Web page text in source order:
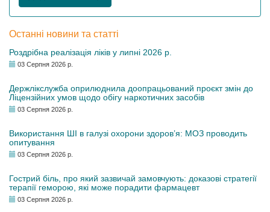
Останні новини та статті
Роздрібна реалізація ліків у липні 2026 р.
03 Серпня 2026 р.
Держлікслужба оприлюднила доопрацьований проєкт змін до
Ліцензійних умов щодо обігу наркотичних засобів
03 Серпня 2026 р.
Використання ШІ в галузі охорони здоров’я: МОЗ проводить
опитування
03 Серпня 2026 р.
Гострий біль, про який зазвичай замовчують: доказові стратегії
терапії геморою, які може порадити фармацевт
03 Серпня 2026 р.